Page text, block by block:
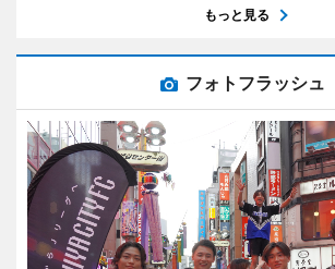
もっと見る
フォトフラッシュ